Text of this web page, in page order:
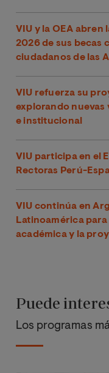
VIU y la OEA
2026 de sus becas
ciudadanos de las
VIU refuerza su
explorando nuevas
e institucional
VIU participa en el
Rectoras Perú-
VIU continúa en
Latinoamérica
académica y la
Puede
Los programas